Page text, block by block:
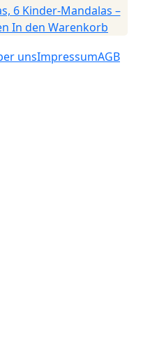
6 Kinder-Mandalas –
In den Warenkorb
unsImpressumAGB